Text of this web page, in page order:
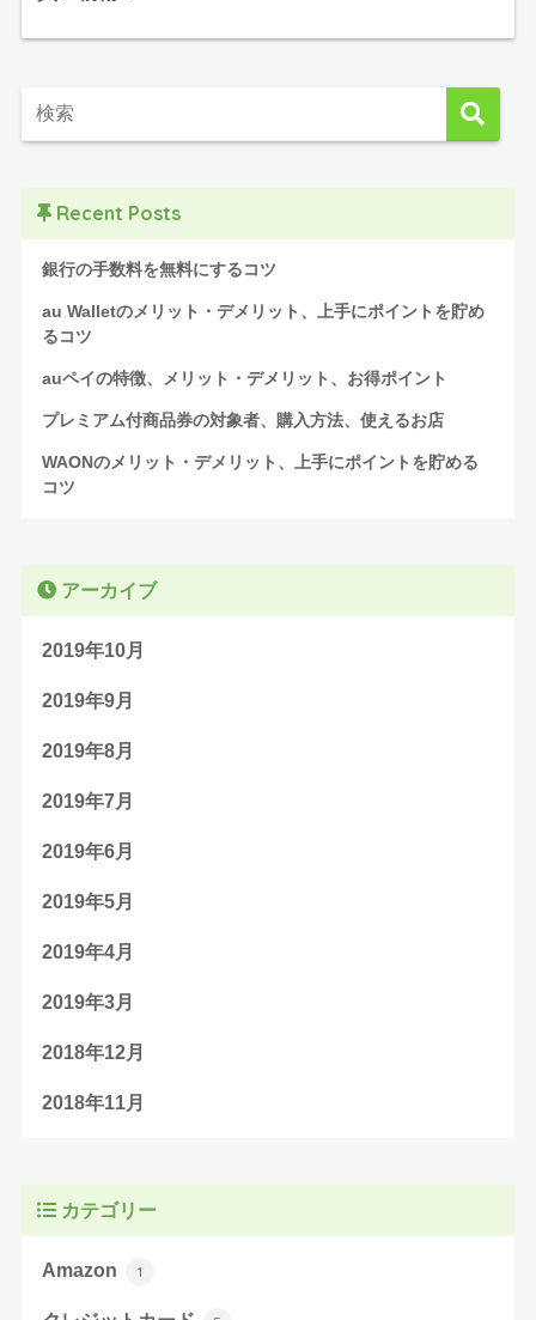
Recent Posts
銀行の手数料を無料にするコツ
au Walletのメリット・デメリット、上手にポイントを貯め
るコツ
auペイの特徴、メリット・デメリット、お得ポイント
プレミアム付商品券の対象者、購入方法、使えるお店
WAONのメリット・デメリット、上手にポイントを貯める
コツ
アーカイブ
2019年10月
2019年9月
2019年8月
2019年7月
2019年6月
2019年5月
2019年4月
2019年3月
2018年12月
2018年11月
カテゴリー
Amazon 1